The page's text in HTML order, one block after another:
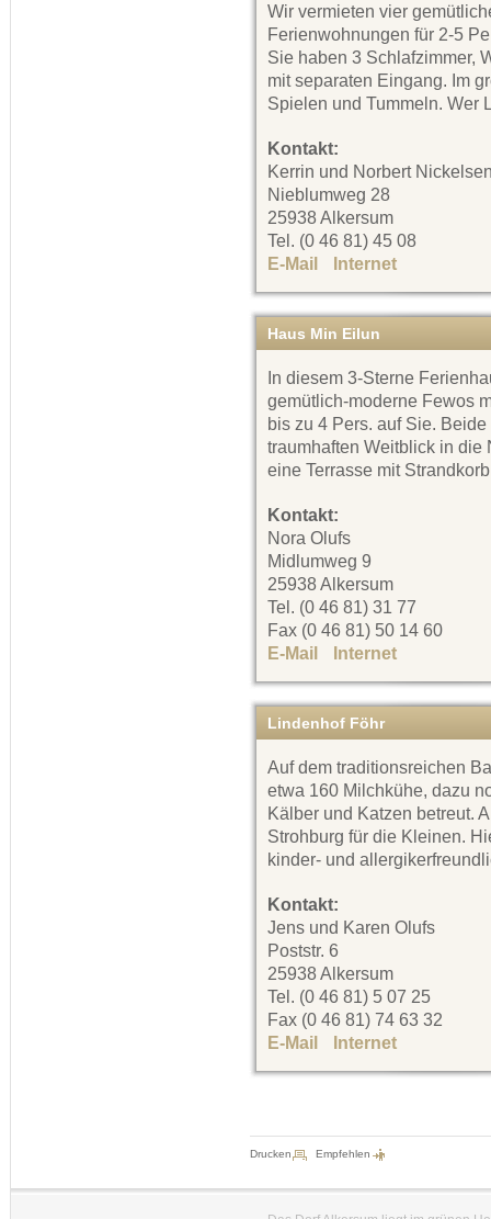
Wir vermieten vier
Ferienwohnungen für 2-5
Sie haben 3 Schlafzimmer,
mit separaten Eingang. Im
Spielen und Tummeln. Wer
Kontakt:
Kerrin und Norbert
Nieblumweg 28
25938 Alkersum
Tel. (0 46 81) 45 08
E-Mail
Internet
Haus Min Eilun
In diesem 3-Sterne
gemütlich-moderne Fewos
bis zu 4 Pers. auf Sie.
traumhaften Weitblick in die
eine Terrasse mit
Kontakt:
Nora Olufs
Midlumweg 9
25938 Alkersum
Tel. (0 46 81) 31 77
Fax (0 46 81) 50 14 60
E-Mail
Internet
Lindenhof Föhr
Auf dem traditionsreichen
etwa 160 Milchkühe, dazu
Kälber und Katzen betreut.
Strohburg für die Kleinen.
kinder- und
Kontakt:
Jens und Karen Olufs
Poststr. 6
25938 Alkersum
Tel. (0 46 81) 5 07 25
Fax (0 46 81) 74 63 32
E-Mail
Internet
Drucken Empfehlen